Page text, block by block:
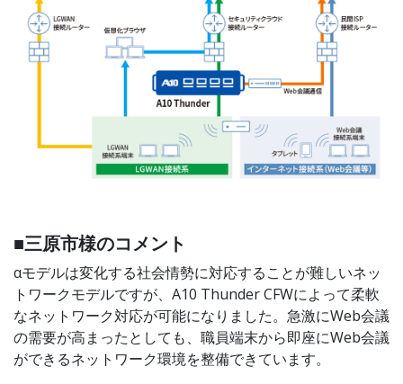
■三原市様のコメント
αモデルは変化する社会情勢に対応することが難しいネッ
トワークモデルですが、A10 Thunder CFWによって柔軟
なネットワーク対応が可能になりました。急激にWeb会議
の需要が高まったとしても、職員端末から即座にWeb会議
ができるネットワーク環境を整備できています。